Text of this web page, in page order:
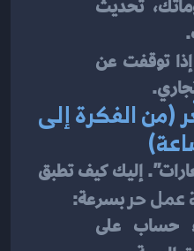
عمل حر بسرعة: